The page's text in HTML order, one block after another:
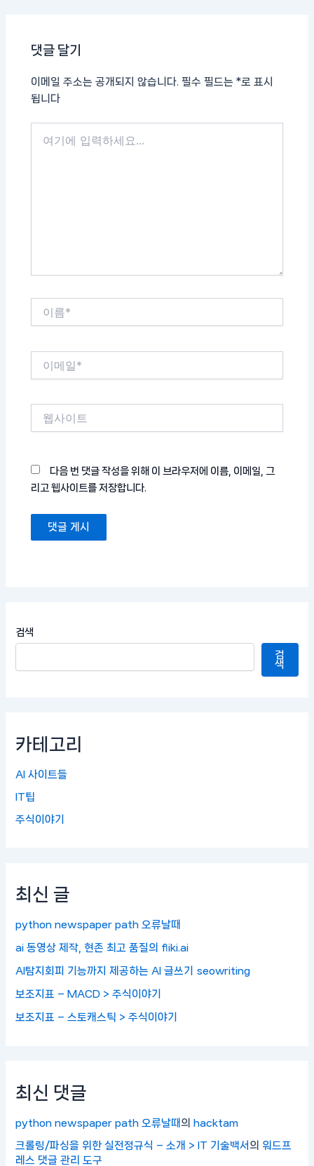
댓글 달기
이메일 주소는 공개되지 않습니다. 필수 필드는*로 표시
됩니다
다음 번 댓글 작성을 위해 이 브라우저에 이름, 이메일, 그
리고 웹사이트를 저장합니다.
검색
검
색
카테고리
AI 사이트들
IT팁
주식이야기
최신 글
python newspaper path 오류날때
ai 동영상 제작, 현존 최고 품질의 fliki.ai
AI탐지회피 기능까지 제공하는 AI 글쓰기 seowriting
보조지표 – MACD > 주식이야기
보조지표 – 스토캐스틱 > 주식이야기
최신 댓글
python newspaper path 오류날때 의 hacktam
크롤링/파싱을 위한 실전정규식 – 소개 > IT 기술백서 의 워드프
레스 댓글 관리 도구